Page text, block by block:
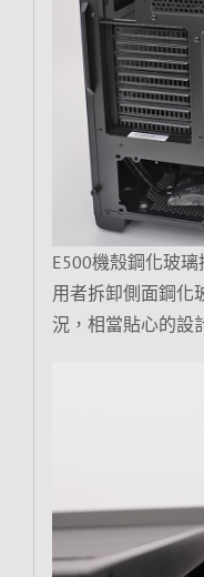
E500機殼鋼化玻
用者拆卸側面鋼化
況，相當貼心的設